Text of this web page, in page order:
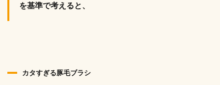
を基準で考えると、
カタすぎる豚毛ブラシ